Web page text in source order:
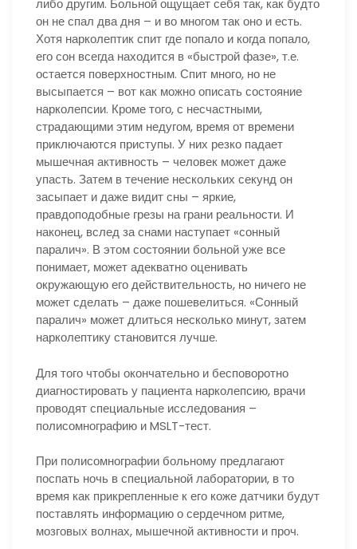
либо другим. Больной ощущает себя так, как будто
он не спал два дня – и во многом так оно и есть.
Хотя нарколептик спит где попало и когда попало,
его сон всегда находится в «быстрой фазе», т.е.
остается поверхностным. Спит много, но не
высыпается – вот как можно описать состояние
нарколепсии. Кроме того, с несчастными,
страдающими этим недугом, время от времени
приключаются приступы. У них резко падает
мышечная активность – человек может даже
упасть. Затем в течение нескольких секунд он
засыпает и даже видит сны – яркие,
правдоподобные грезы на грани реальности. И
наконец, вслед за снами наступает «сонный
паралич». В этом состоянии больной уже все
понимает, может адекватно оценивать
окружающую его действительность, но ничего не
может сделать – даже пошевелиться. «Сонный
паралич» может длиться несколько минут, затем
нарколептику становится лучше.
Для того чтобы окончательно и бесповоротно
диагностировать у пациента нарколепсию, врачи
проводят специальные исследования –
полисомнографию и MSLT-тест.
При полисомнографии больному предлагают
поспать ночь в специальной лаборатории, в то
время как прикрепленные к его коже датчики будут
поставлять информацию о сердечном ритме,
мозговых волнах, мышечной активности и проч.